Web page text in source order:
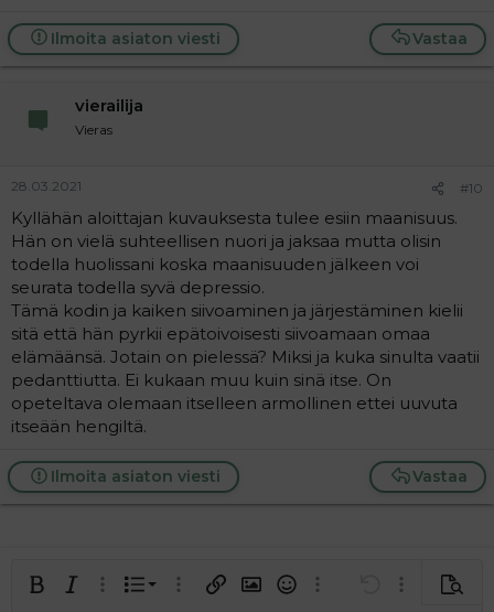
Vastaa
Ilmoita asiaton viesti
vierailija
Vieras
28.03.2021 #10
Kyllähän aloittajan kuvauksesta tulee esiin maanisuus.
Hän on vielä suhteellisen nuori ja jaksaa mutta olisin
todella huolissani koska maanisuuden jälkeen voi
seurata todella syvä depressio.
Tämä kodin ja kaiken siivoaminen ja järjestäminen kielii
sitä että hän pyrkii epätoivoisesti siivoamaan omaa
elämäänsä. Jotain on pielessä? Miksi ja kuka sinulta vaatii
pedanttiutta. Ei kukaan muu kuin sinä itse. On
opeteltava olemaan itselleen armollinen ettei uuvuta
itseään hengiltä.
Vastaa
Ilmoita asiaton viesti
LihavoituKursivoitu
Laajennettuun editoriin…
Lista
Järjestetty lista
Laajennettuun editoriin…
Lisää hyperlinkki
Lisää kuva
HymiötLaajennettuun
Kumoa